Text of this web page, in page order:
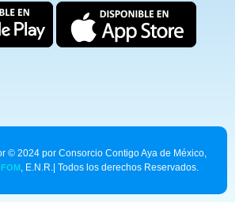
© 2024 por Consorcio Contigo Aya de México,
, E.N.R.| Todos los derechos Reservados.